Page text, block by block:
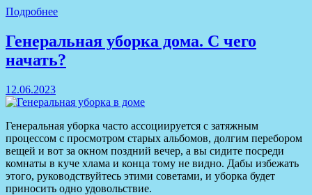
Подробнее
Генеральная уборка дома. С чего
начать?
12.06.2023
Генеральная уборка часто ассоциируется с затяжным
процессом с просмотром старых альбомов, долгим перебором
вещей и вот за окном поздний вечер, а вы сидите посреди
комнаты в куче хлама и конца тому не видно. Дабы избежать
этого, руководствуйтесь этими советами, и уборка будет
приносить одно удовольствие.